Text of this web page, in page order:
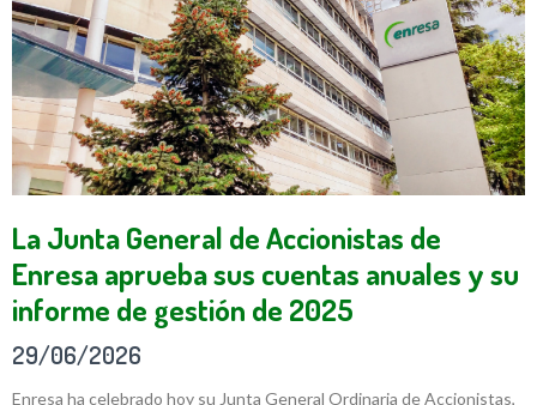
La Junta General de Accionistas de
Enresa aprueba sus cuentas anuales y su
informe de gestión de 2025
29/06/2026
Enresa ha celebrado hoy su Junta General Ordinaria de Accionistas,